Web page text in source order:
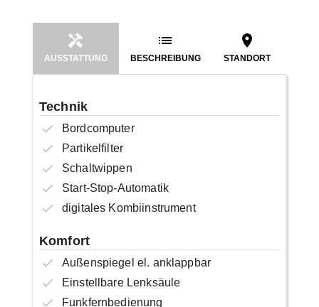
AUSSTATTUNG BESCHREIBUNG STANDORT
Technik
Bordcomputer
Partikelfilter
Schaltwippen
Start-Stop-Automatik
digitales Kombiinstrument
Komfort
Außenspiegel el. anklappbar
Einstellbare Lenksäule
Funkfernbedienung